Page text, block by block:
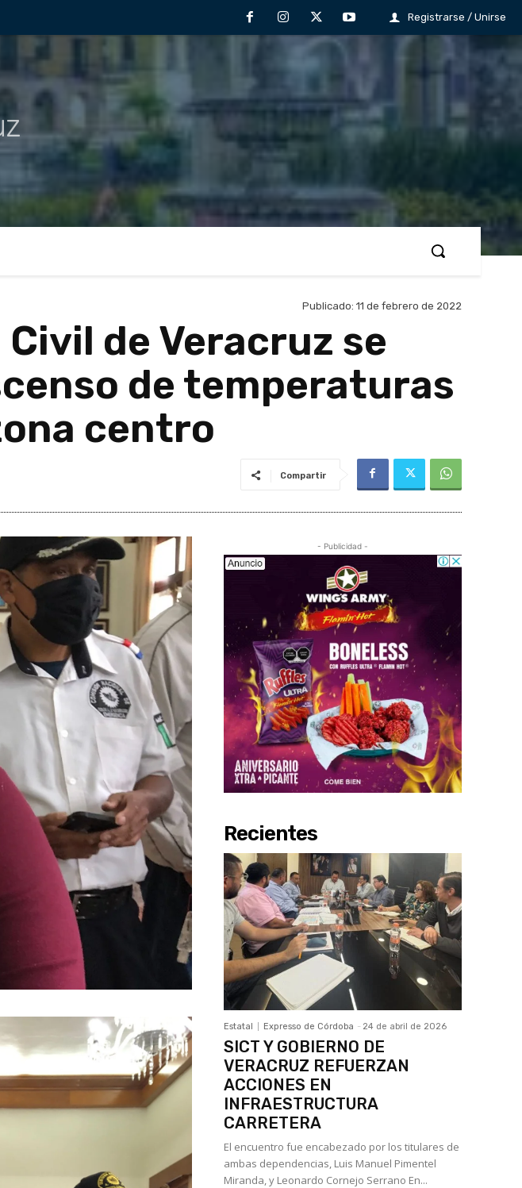
Registrarse / Unirse
Publicado: 11 de febrero de 2022
de Veracruz se
de temperaturas
centro
Compartir
- Publicidad -
Recientes
Estatal Expresso de Córdoba - 24 de abril de 2026
SICT Y GOBIERNO DE
VERACRUZ REFUERZAN
ACCIONES EN
INFRAESTRUCTURA
CARRETERA
El encuentro fue encabezado por los titulares de
ambas dependencias, Luis Manuel Pimentel
Miranda, y Leonardo Cornejo Serrano En...